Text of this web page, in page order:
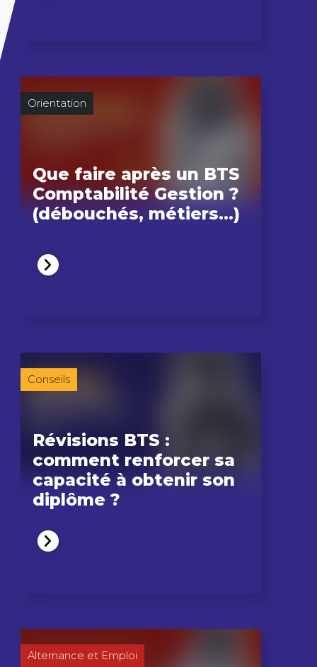
Orientation
Que faire après un BTS
Comptabilité Gestion ?
(débouchés, métiers…)
Conseils
Révisions BTS :
comment renforcer sa
capacité à obtenir son
diplôme ?
Alternance et Emploi